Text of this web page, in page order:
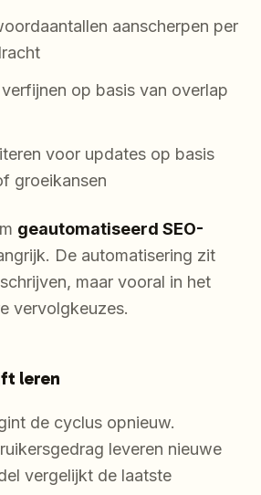
aanscherpen per
op basis van overlap
voor updates op basis
groeikansen
geautomatiseerd SEO-
De automatisering zit
maar vooral in het
vervolgkeuzes.
leren
de cyclus opnieuw.
leveren nieuwe
vergelijkt de laatste